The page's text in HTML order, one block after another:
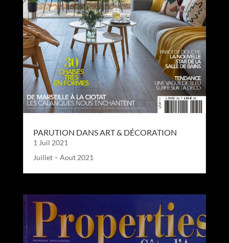
PARUTION DANS ART & DÉCORATION
1 Juil 2021
Juillet – Aout 2021